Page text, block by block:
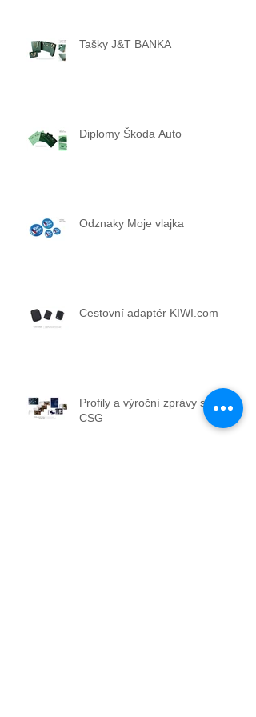
Tašky J&T BANKA
Diplomy Škoda Auto
Odznaky Moje vlajka
Cestovní adaptér KIWI.com
Profily a výroční zprávy skupiny
CSG